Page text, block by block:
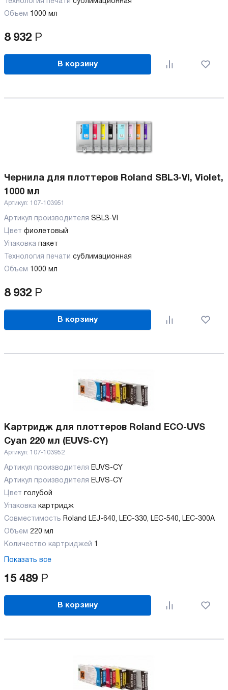
Технология печати сублимационная
Объем
1000 мл
8 932 Р
В корзину
Чернила для плоттеров Roland SBL3-VI, Violet,
1000 мл
Артикул: 107-103951
Артикул производителя SBL3-VI
Цвет фиолетовый
Упаковка пакет
Технология печати сублимационная
Объем
1000 мл
8 932 Р
В корзину
Картридж для плоттеров Roland ECO-UVS
Cyan 220 мл (EUVS-CY)
Артикул: 107-103952
Артикул производителя
EUVS-CY
Артикул производителя
EUVS-CY
Цвет голубой
Упаковка картридж
Совместимость Roland LEJ-640, LEC-330, LEC-540, LEC-300А
Объем 220 мл
Количество картриджей
1
Показать все
15 489 Р
В корзину